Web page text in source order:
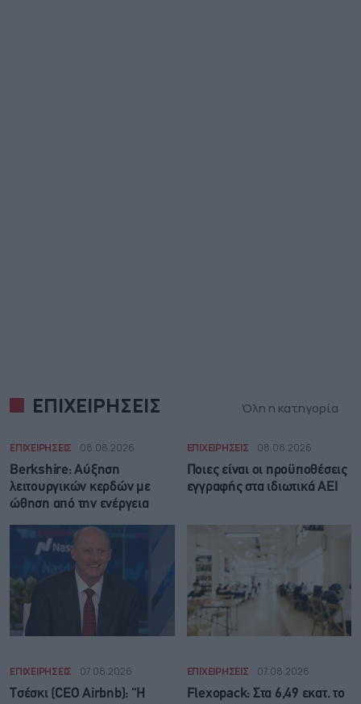
ΕΠΙΧΕΙΡΗΣΕΙΣ Όλη η κατηγορία
ΕΠΙΧΕΙΡΗΣΕΙΣ 08.08.2026
Berkshire: Αύξηση
λειτουργικών κερδών με
ώθηση από την ενέργεια
ΕΠΙΧΕΙΡΗΣΕΙΣ 08.08.2026
Ποιες είναι οι προϋποθέσεις
εγγραφής στα ιδιωτικά ΑΕΙ
ΕΠΙΧΕΙΡΗΣΕΙΣ 07.08.2026
Τσέσκι (CEO Airbnb): “Η
ΕΠΙΧΕΙΡΗΣΕΙΣ 07.08.2026
Flexopack: Στα 6,49 εκατ. το